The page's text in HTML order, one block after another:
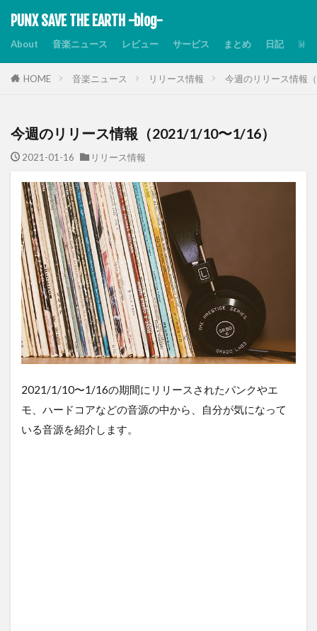
PUNX SAVE THE EARTH -blog-
About 音楽ニュース レビュー サービス まとめ 日記
HOME 音楽ニュース リリース情報 今週のリリース情報
今週のリリース情報（2021/1/10〜1/16）
2021-01-16 リリース情報
2021/1/10〜1/16の期間にリリースされたパンクやエ
モ、ハードコアなどの音源の中から、自分が気になって
いる音源を紹介します。